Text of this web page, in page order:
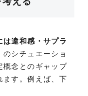
違和感・サプラ
シチュエーショ
概念とのギャップ
ます。例えば、下